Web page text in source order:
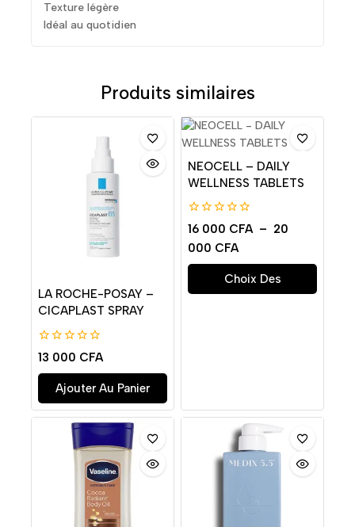
Texture légère
Idéal au quotidien
Produits similaires
LA ROCHE-POSAY –
CICAPLAST SPRAY
0
de
5
13 000 CFA
Ajouter Au Panier
NEOCELL – DAILY
WELLNESS TABLETS
0
de
5
16 000 CFA – 20
000 CFA
Choix Des